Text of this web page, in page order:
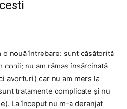
o nouă întrebare: sunt căsătorită
copii; nu am rămas însărcinată
avorturi) dar nu am mers la
tratamente complicate și nu
La început nu m-a deranjat